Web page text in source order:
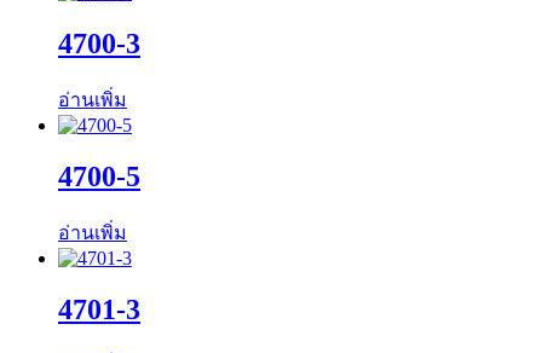
4700-3
อ่านเพิ่ม
4700-5
อ่านเพิ่ม
4701-3